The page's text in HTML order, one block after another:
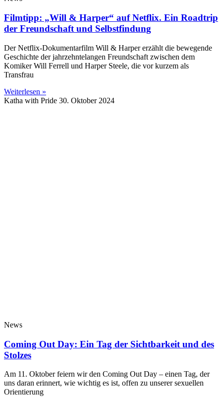
Filmtipp: „Will & Harper“ auf Netflix. Ein Roadtrip
der Freundschaft und Selbstfindung
Der Netflix-Dokumentarfilm Will & Harper erzählt die bewegende
Geschichte der jahrzehntelangen Freundschaft zwischen dem
Komiker Will Ferrell und Harper Steele, die vor kurzem als
Transfrau
Weiterlesen »
Katha with Pride 30. Oktober 2024
News
Coming Out Day: Ein Tag der Sichtbarkeit und des
Stolzes
Am 11. Oktober feiern wir den Coming Out Day – einen Tag, der
uns daran erinnert, wie wichtig es ist, offen zu unserer sexuellen
Orientierung